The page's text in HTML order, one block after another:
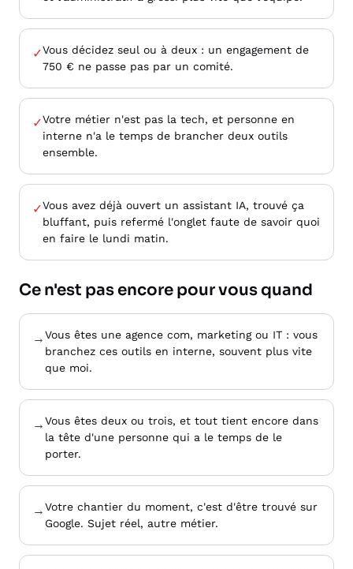
✓Vous décidez seul ou à deux : un engagement de
750 € ne passe pas par un comité.
✓Votre métier n'est pas la tech, et personne en
interne n'a le temps de brancher deux outils
ensemble.
✓Vous avez déjà ouvert un assistant IA, trouvé ça
bluffant, puis refermé l'onglet faute de savoir quoi
en faire le lundi matin.
Ce n'est pas encore pour vous quand
→Vous êtes une agence com, marketing ou IT : vous
branchez ces outils en interne, souvent plus vite
que moi.
→Vous êtes deux ou trois, et tout tient encore dans
la tête d'une personne qui a le temps de le
porter.
→Votre chantier du moment, c'est d'être trouvé sur
Google. Sujet réel, autre métier.